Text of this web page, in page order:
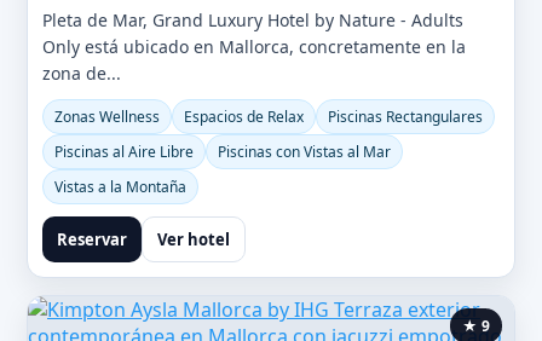
Pleta de Mar, Grand Luxury Hotel by Nature - Adults
Only está ubicado en Mallorca, concretamente en la
zona de...
Zonas Wellness Espacios de Relax
Piscinas Rectangulares
Piscinas al Aire Libre
Piscinas con Vistas al Mar
Vistas a la Montaña
Reservar Ver hotel
★ 9